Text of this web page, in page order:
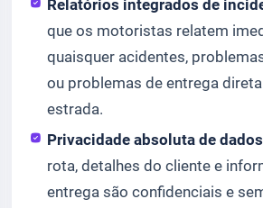
Relatórios integrados de
que os motoristas relatem
quaisquer acidentes,
ou problemas de entrega
estrada.
Privacidade absoluta de
rota, detalhes do cliente e
entrega são confidenciais e